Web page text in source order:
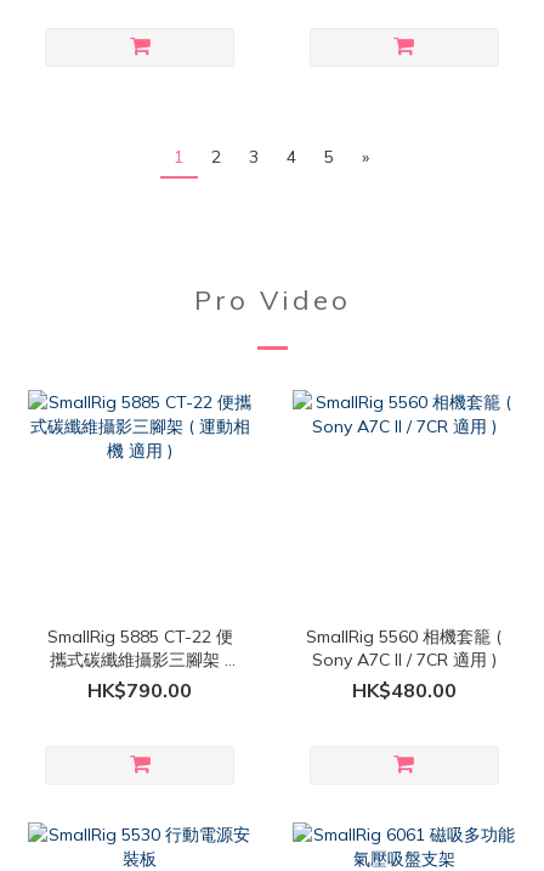
1 2 3 4 5 »
Pro Video
SmallRig 5885 CT-22 便
攜式碳纖維攝影三腳架 (
運動相機 適用 )
HK$790.00
SmallRig 5560 相機套籠 (
Sony A7C II / 7CR 適用 )
HK$480.00